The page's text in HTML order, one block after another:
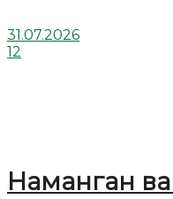
31.07.2026
12
Наманган